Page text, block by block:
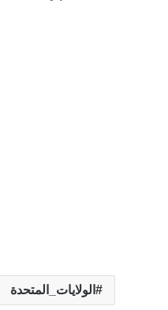
الولايات_المتحدة